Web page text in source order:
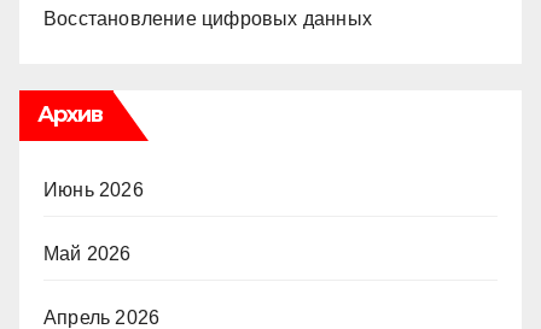
Восстановление цифровых данных
Архив
Июнь 2026
Май 2026
Апрель 2026